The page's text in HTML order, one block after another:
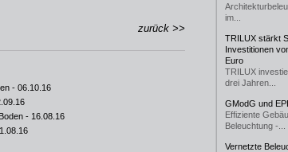
zurück >>
- 06.10.16
- 16.08.16
im...
TRILUX stärkt
Investitionen
Euro
TRILUX
drei Jahren...
GModG und
Effiziente
Beleuchtung -...
Vernetzte